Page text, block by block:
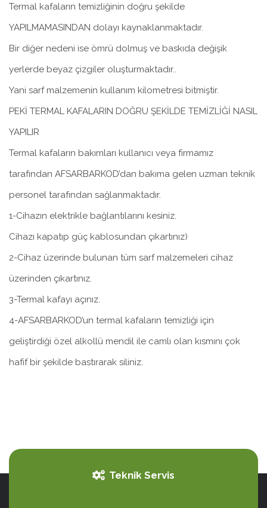
Termal kafaların temizliğinin doğru şekilde
YAPILMAMASINDAN dolayı kaynaklanmaktadır.
Bir diğer nedeni ise ömrü dolmuş ve baskıda değişik
yerlerde beyaz çizgiler oluşturmaktadır..
Yani sarf malzemenin kullanım kilometresi bitmiştir.
PEKİ TERMAL KAFALARIN DOĞRU ŞEKİLDE TEMİZLİĞİ NASIL
YAPILIR
Termal kafaların bakımları kullanıcı veya firmamız
tarafından AFSARBARKOD’dan bakıma gelen uzman teknik
personel tarafından sağlanmaktadır.
1-Cihazın elektrikle bağlantılarını kesiniz.
Cihazı kapatıp güç kablosundan çıkartınız)
2-Cihaz üzerinde bulunan tüm sarf malzemeleri cihaz
üzerinden çıkartınız.
3-Termal kafayı açınız.
4-AFSARBARKOD’un termal kafaların temizliği için
geliştirdiği özel alkollü mendil ile camlı olan kısmını çok
hafif bir şekilde bastırarak siliniz.
Teknik Servis